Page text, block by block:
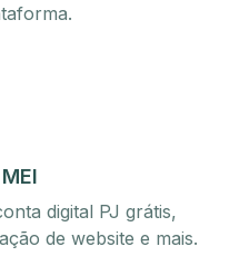
digital PJ grátis,
de website e mais.